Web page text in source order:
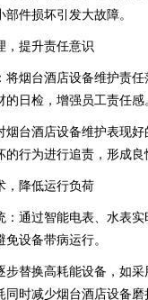
件损坏引发大故障。
，提升责任意识
将烟台酒店设备维护责
的日检，增强员工责任感
烟台酒店设备维护表现好
行为进行追责，形成良
，降低运行负荷
：通过智能电表、水表
设备带病运行。
步替换高耗能设备，如
同时减少烟台酒店设备磨